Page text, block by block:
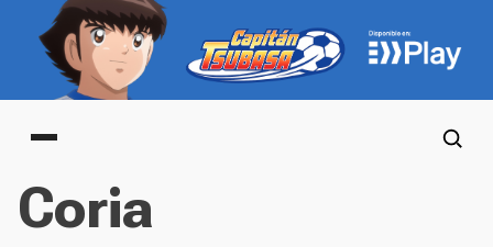
Main menu
Coria